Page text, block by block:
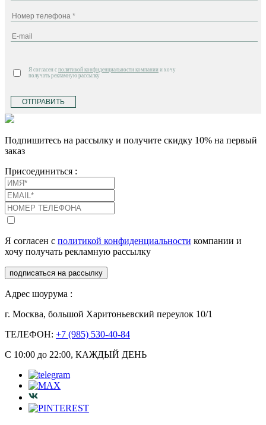
Я согласен с политикой конфиденциальности компании и хочу
получать рекламную рассылку
ОТПРАВИТЬ
Подпишитесь на рассылку и получите скидку 10% на первый
заказ
Присоединиться :
Я согласен с политикой конфиденциальности компании и
хочу получать рекламную рассылку
подписаться на рассылку
Адрес шоурума :
г. Москва, большой Харитоньевский переулок 10/1
ТЕЛЕФОН: +7 (985) 530-40-84
С 10:00 до 22:00, КАЖДЫЙ ДЕНЬ